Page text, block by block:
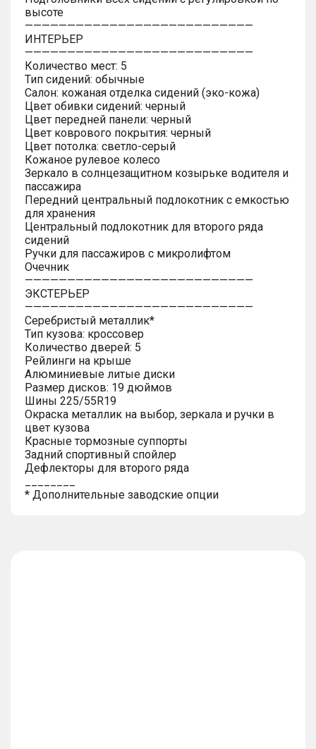
высоте
———————————————————————————
ИНТЕРЬЕР
———————————————————————————
Количество мест: 5
Тип сидений: обычные
Салон: кожаная отделка сидений (эко-кожа)
Цвет обивки сидений: черный
Цвет передней панели: черный
Цвет коврового покрытия: черный
Цвет потолка: светло-серый
Кожаное рулевое колесо
Зеркало в солнцезащитном козырьке водителя и
пассажира
Передний центральный подлокотник с емкостью
для хранения
Центральный подлокотник для второго ряда
сидений
Ручки для пассажиров с микролифтом
Очечник
———————————————————————————
ЭКСТЕРЬЕР
———————————————————————————
Серебристый металлик*
Тип кузова: кроссовер
Количество дверей: 5
Рейлинги на крыше
Алюминиевые литые диски
Размер дисков: 19 дюймов
Шины 225/55R19
Окраска металлик на выбор, зеркала и ручки в
цвет кузова
Красные тормозные суппорты
Задний спортивный спойлер
Дефлекторы для второго ряда
* Дополнительные заводские опции